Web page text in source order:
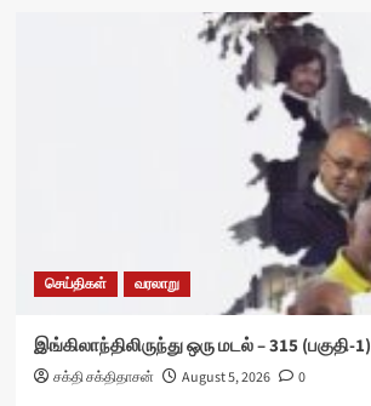
செய்திகள் வரலாறு
இங்கிலாந்திலிருந்து ஒரு மடல் – 315 (பகுதி-1)
சக்தி சக்திதாசன் August 5, 2026 0